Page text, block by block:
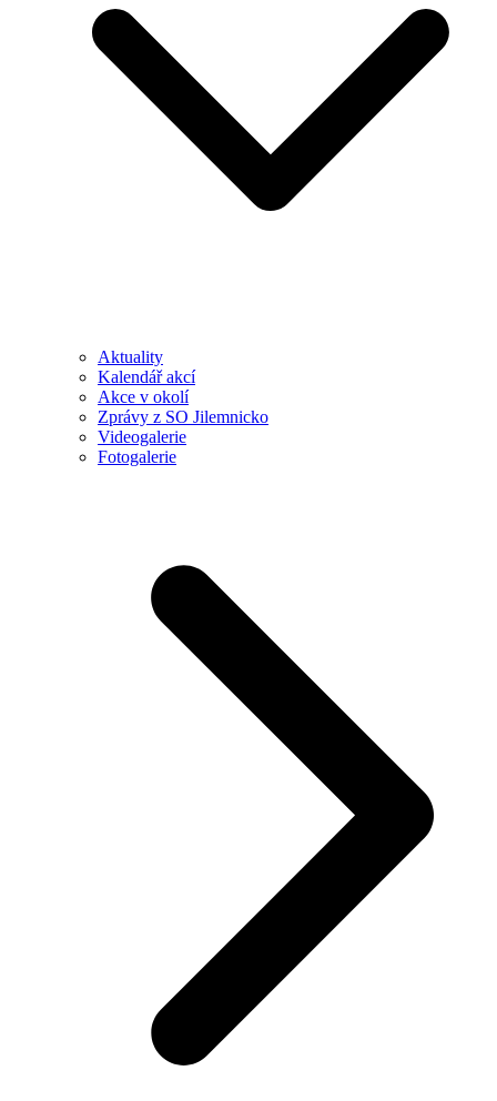
Aktuality
Kalendář akcí
Akce v okolí
Zprávy z SO Jilemnicko
Videogalerie
Fotogalerie